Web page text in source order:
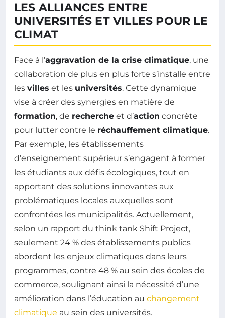
LES ALLIANCES ENTRE
UNIVERSITÉS ET VILLES POUR LE
CLIMAT
Face à l’aggravation de la crise climatique, une
collaboration de plus en plus forte s’installe entre
les villes et les universités. Cette dynamique
vise à créer des synergies en matière de
formation, de recherche et d’action concrète
pour lutter contre le réchauffement climatique.
Par exemple, les établissements
d’enseignement supérieur s’engagent à former
les étudiants aux défis écologiques, tout en
apportant des solutions innovantes aux
problématiques locales auxquelles sont
confrontées les municipalités. Actuellement,
selon un rapport du think tank Shift Project,
seulement 24 % des établissements publics
abordent les enjeux climatiques dans leurs
programmes, contre 48 % au sein des écoles de
commerce, soulignant ainsi la nécessité d’une
amélioration dans l’éducation au changement
climatique au sein des universités.